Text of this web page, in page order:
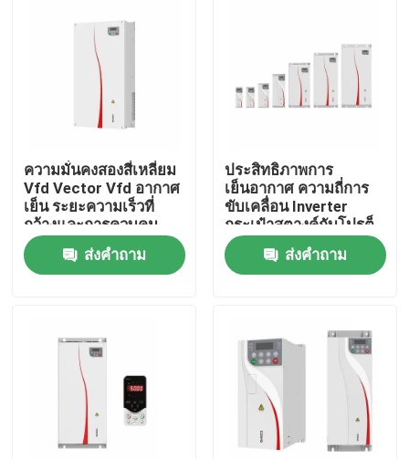
เกี่ยวกับเรา
ทัวร์โรงงาน
การควบคุมคุณภาพ
ติดต่อเรา
ข่าว
ไดรฟ์ความถี่ตัวแปร VFD
ความมั่นคงสองสี่เหลี่ยม
Vfd Vector Vfd อากาศ
เย็น ระยะความเร็วที่
กว้างและการควบคุม
แม่นยําสําหรับการขับ
เคลื่อนมอเตอร์
ส่งคำถาม
ประสิทธิภาพการ
เย็นอากาศ ความถี่การ
ขับเคลื่อน Inverter
กระเป๋าสตางค์กับโปรต็
อกอลการสื่อสาร
Modbus RTUส่งคำถาม